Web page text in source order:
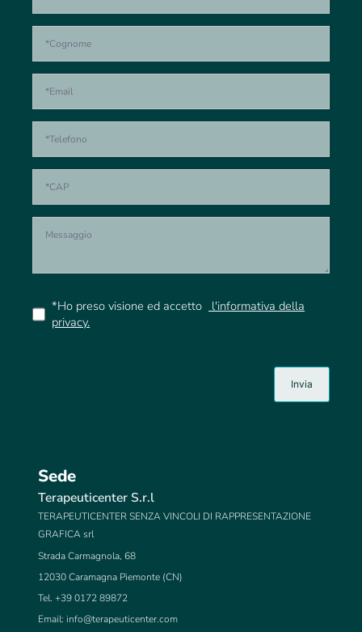
*Ho preso visione ed accetto
l'informativa della
privacy.
Sede
Terapeuticenter S.r.l
TERAPEUTICENTER SENZA VINCOLI DI RAPPRESENTAZIONE
GRAFICA srl
Strada Carmagnola, 68
12030 Caramagna Piemonte (CN)
Tel. +39 0172 89872
Email: info@terapeuticenter.com